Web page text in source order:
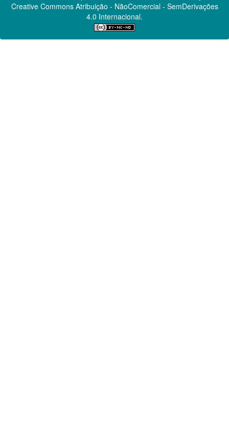
Creative CommonsAtribuição - NãoComercial - SemDerivações
4.0 Internacional.